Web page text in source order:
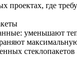
проектах, где
уменьшают
стеклопакетов